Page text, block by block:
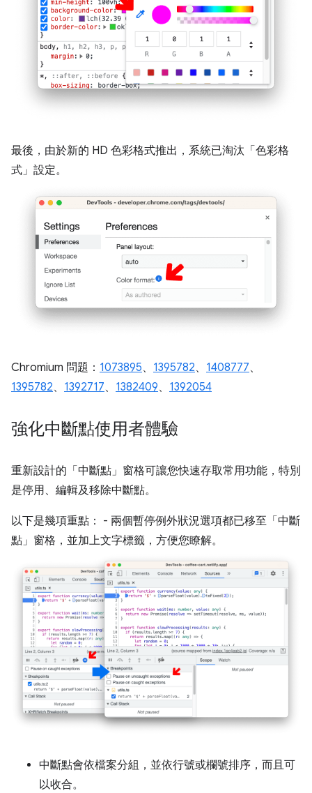
最後，由於新的 HD 色彩格式推出，系統已淘汰「色彩格
式」 設定。
Chromium 問題： 1073895、 1395782、 1408777、
1395782、 1392717、 1382409、 1392054
強化中斷點使用者體驗
重新設計的「中斷點」 窗格可讓您快速存取常用功能，特別
是停用、編輯及移除中斷點。
以下是幾項重點： - 兩個暫停例外狀況選項都已移至「中斷
點」 窗格，並加上文字標籤，方便您瞭解。
中斷點會依檔案分組，並依行號或欄號排序，而且可
以收合。